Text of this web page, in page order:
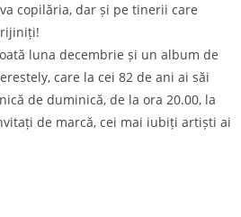
copilăria, dar și pe tinerii care
luna decembrie și un album de
care la cei 82 de ani ai săi
de duminică, de la ora 20.00, la
de marcă, cei mai iubiți artiști ai